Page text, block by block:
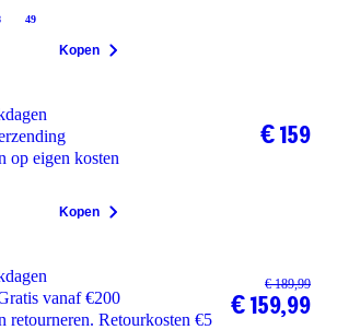
49
Kopen
op eigen kosten
€ 159
Kopen
vanaf €200
retourneren. Retourkosten €5
€ 189,99
€ 159,99